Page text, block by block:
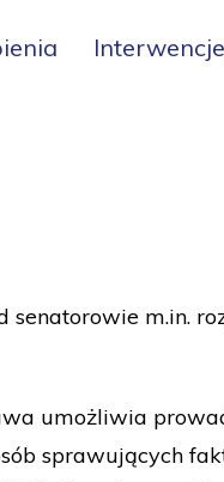
senatorowie m.in.
umożliwia
sprawujących